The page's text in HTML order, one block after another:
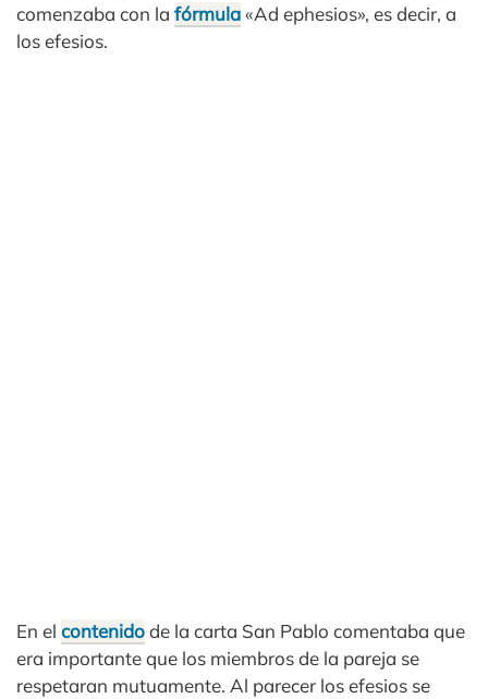
comenzaba con la fórmula«Ad ephesios», es decir, a
los efesios.
En el contenidode la carta San Pablo comentaba que
era importante que los miembros de la pareja se
respetaran mutuamente. Al parecer los efesios se